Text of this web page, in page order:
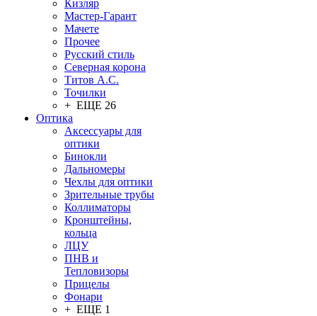
Кизляр
Мастер-Гарант
Мачете
Прочее
Русский стиль
Северная корона
Титов А.С.
Точилки
+ ЕЩЕ 26
Оптика
Аксессуары для
оптики
Бинокли
Дальномеры
Чехлы для оптики
Зрительные трубы
Коллиматоры
Кронштейны,
кольца
ЛЦУ
ПНВ и
Тепловизоры
Прицелы
Фонари
+ ЕЩЕ 1